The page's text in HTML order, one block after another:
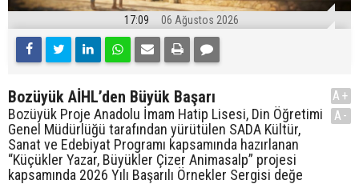
17:09 06 Ağustos 2026
Bozüyük AİHL’den Büyük Başarı
Bozüyük Proje Anadolu İmam Hatip Lisesi, Din Öğretimi
Genel Müdürlüğü tarafından yürütülen SADA Kültür,
Sanat ve Edebiyat Programı kapsamında hazırlanan
“Küçükler Yazar, Büyükler Çizer Animasalp” projesi
kapsamında 2026 Yılı Başarılı Örnekler Sergisi değe
A+
A-